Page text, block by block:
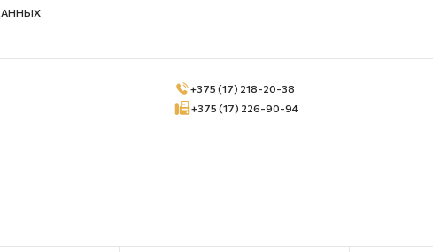
+375 (17) 218-20-38
+375 (17) 226-90-94